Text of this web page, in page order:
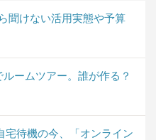
聞けない活用実態や予算
ルームツアー。誰が作る？
宅待機の今、「オンライン